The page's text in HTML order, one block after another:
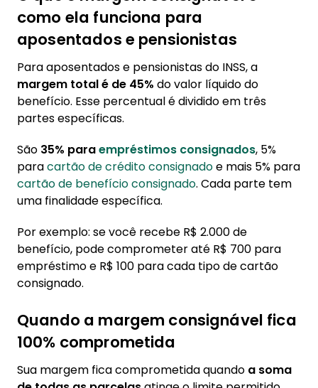
3.4. Cuidados para não se endividar: quando
NÃO contratar empréstimo pessoal
como ela funciona para
aposentados e pensionistas
Para aposentados e pensionistas do INSS, a
margem total é de 45% do valor líquido do
benefício. Esse percentual é dividido em três
partes específicas.
São 35% paraempréstimos consignados, 5%
paracartão de crédito consignadoe mais 5% para
cartão de benefício consignado. Cada parte tem
uma finalidade específica.
Por exemplo: se você recebe R$ 2.000 de
benefício, pode comprometer até R$ 700 para
empréstimo e R$ 100 para cada tipo de cartão
consignado.
Quando a margem consignável fica
100% comprometida
Sua margem fica comprometida quando a soma